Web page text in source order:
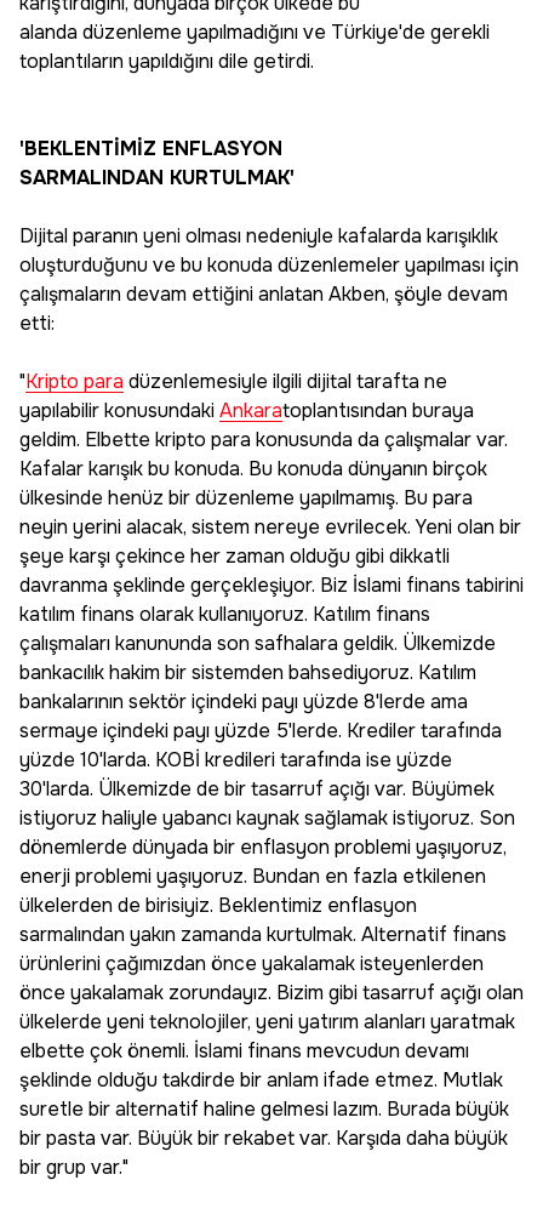
alanda düzenleme yapılmadığını ve Türkiye'de gerekli
toplantıların yapıldığını dile getirdi.
'BEKLENTİMİZ ENFLASYON
SARMALINDAN KURTULMAK'
Dijital paranın yeni olması nedeniyle kafalarda karışıklık
oluşturduğunu ve bu konuda düzenlemeler yapılması için
çalışmaların devam ettiğini anlatan Akben, şöyle devam
etti:
"Kripto para düzenlemesiyle ilgili dijital tarafta ne
yapılabilir konusundakiAnkaratoplantısından buraya
geldim. Elbette kripto para konusunda da çalışmalar var.
Kafalar karışık bu konuda. Bu konuda dünyanın birçok
ülkesinde henüz bir düzenleme yapılmamış. Bu para
neyin yerini alacak, sistem nereye evrilecek. Yeni olan bir
şeye karşı çekince her zaman olduğu gibi dikkatli
davranma şeklinde gerçekleşiyor. Biz İslami finans tabirini
katılım finans olarak kullanıyoruz. Katılım finans
çalışmaları kanununda son safhalara geldik. Ülkemizde
bankacılık hakim bir sistemden bahsediyoruz. Katılım
bankalarının sektör içindeki payı yüzde 8'lerde ama
sermaye içindeki payı yüzde 5'lerde. Krediler tarafında
yüzde 10'larda. KOBİ kredileri tarafında ise yüzde
30'larda. Ülkemizde de bir tasarruf açığı var. Büyümek
istiyoruz haliyle yabancı kaynak sağlamak istiyoruz. Son
dönemlerde dünyada bir enflasyon problemi yaşıyoruz,
enerji problemi yaşıyoruz. Bundan en fazla etkilenen
ülkelerden de birisiyiz. Beklentimiz enflasyon
sarmalından yakın zamanda kurtulmak. Alternatif finans
ürünlerini çağımızdan önce yakalamak isteyenlerden
önce yakalamak zorundayız. Bizim gibi tasarruf açığı olan
ülkelerde yeni teknolojiler, yeni yatırım alanları yaratmak
elbette çok önemli. İslami finans mevcudun devamı
şeklinde olduğu takdirde bir anlam ifade etmez. Mutlak
suretle bir alternatif haline gelmesi lazım. Burada büyük
bir pasta var. Büyük bir rekabet var. Karşıda daha büyük
bir grup var."